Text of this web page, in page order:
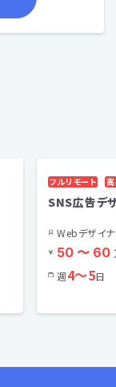
フルリモート
SNS広告デ
Webデザイ
50 〜 60
週4〜5日